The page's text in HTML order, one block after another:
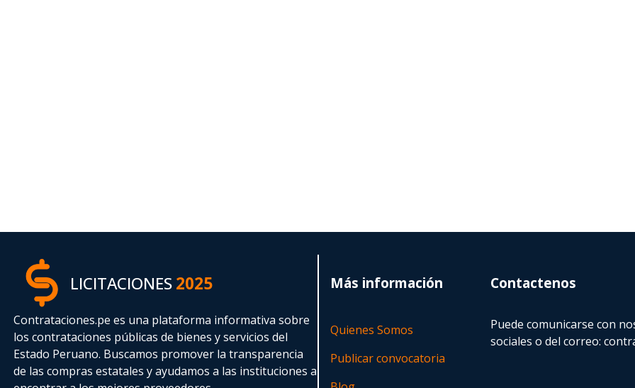
LICITACIONES2025
Contrataciones.pe es una plataforma informativa sobre
los contrataciones públicas de bienes y servicios del
Estado Peruano. Buscamos promover la transparencia
de las compras estatalesy ayudamos a las instituciones a
Más información
Quienes Somos
Publicar convocatoria
Contactenos
Puede comunicarse con
sociales o del correo: